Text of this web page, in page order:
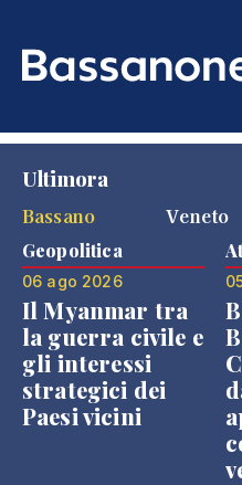
Ultimora
Bassano
Veneto
Geopolitica
06 ago 2026
Il Myanmar tra
la guerra civile e
gli interessi
strategici dei
Paesi vicini